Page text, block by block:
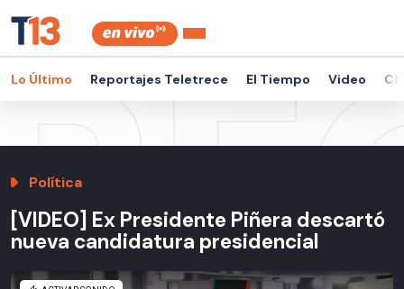
Lo Último Reportajes Teletrece El Tiempo Video
Política
[VIDEO] Ex Presidente Piñera descartó
nueva candidatura presidencial